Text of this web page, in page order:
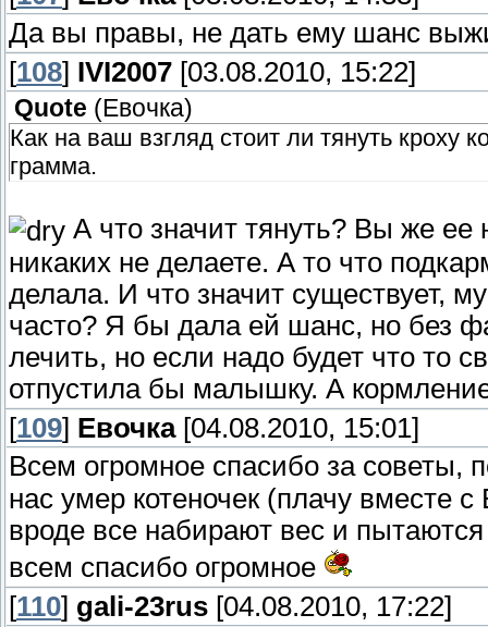
Да вы правы, не дать ему шанс
[108] IVI2007 [03.08.2010, 15:22]
Quote (Евочка)
Как на ваш взгляд стоит ли тянуть кроху
грамма.
А что значит тянуть? Вы же
никаких не делаете. А то что
делала. И что значит существует,
часто? Я бы дала ей шанс, но без
лечить, но если надо будет что то
отпустила бы малышку. А
[109] Евочка[04.08.2010, 15:01]
Всем огромное спасибо за советы,
нас умер котеночек (плачу вместе
вроде все набирают вес и
всем спасибо огромное
[110] gali-23rus [04.08.2010, 17:22]